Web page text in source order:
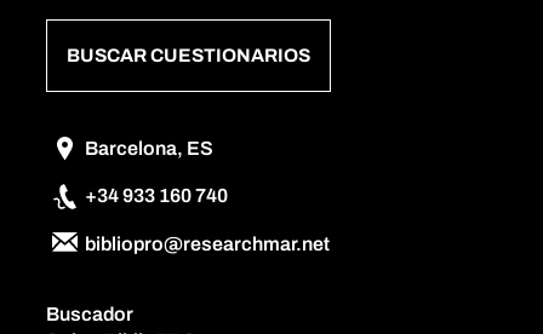
BUSCAR CUESTIONARIOS
Barcelona, ES
+34 933 160 740
bibliopro@researchmar.net
Buscador